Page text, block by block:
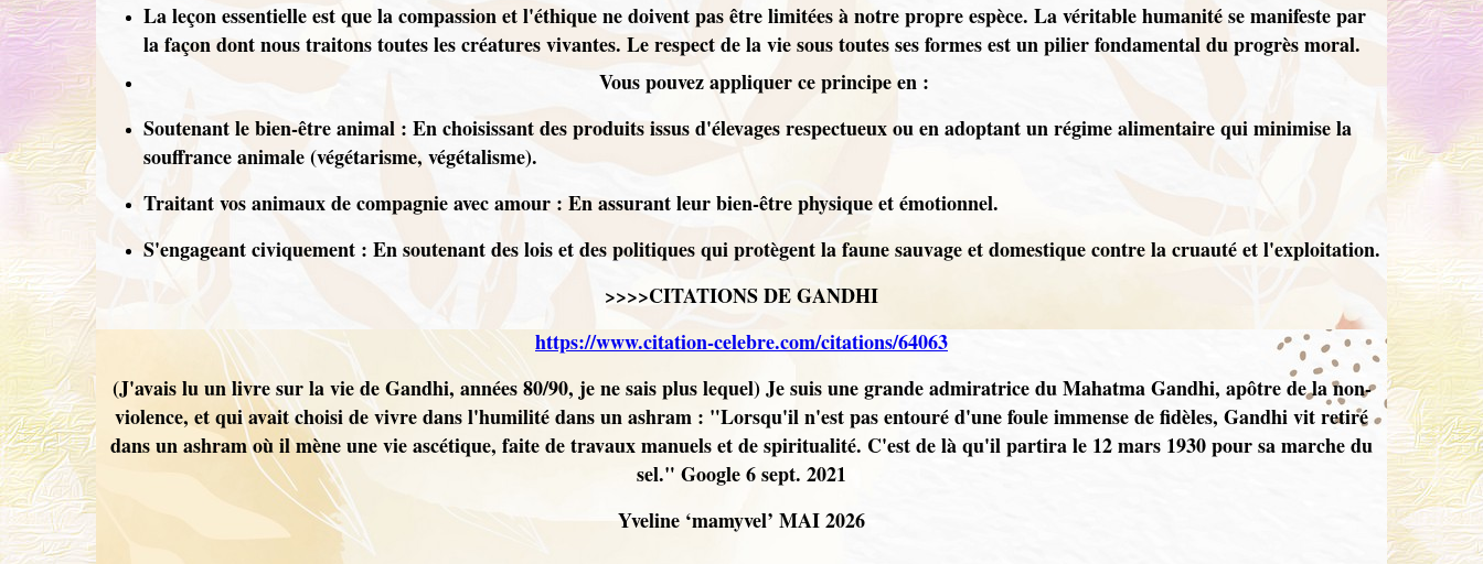
La leçon essentielle est que la compassion et l'éthique ne doivent pas être limitées à notre propre espèce. La véritable humanité se manifeste par
la façon dont nous traitons toutes les créatures vivantes. Le respect de la vie sous toutes ses formes est un pilier fondamental du progrès moral.
Vous pouvez appliquer ce principe en :
Soutenant le bien-être animal : En choisissant des produits issus d'élevages respectueux ou en adoptant un régime alimentaire qui minimise la
souffrance animale (végétarisme, végétalisme).
Traitant vos animaux de compagnie avec amour : En assurant leur bien-être physique et émotionnel.
S'engageant civiquement : En soutenant des lois et des politiques qui protègent la faune sauvage et domestique contre la cruauté et l'exploitation.
>>>>CITATIONS DE GANDHI
https://www.citation-celebre.com/citations/64063
(J'avais lu un livre sur la vie de Gandhi, années 80/90, je ne sais plus lequel) Je suis une grande admiratrice du Mahatma Gandhi, apôtre de la non-
violence, et qui avait choisi de vivre dans l'humilité dans un ashram : "Lorsqu'il n'est pas entouré d'une foule immense de fidèles, Gandhi vit retiré
dans un ashram où il mène une vie ascétique, faite de travaux manuels et de spiritualité. C'est de là qu'il partira le 12 mars 1930 pour sa marche du
sel." Google 6 sept. 2021
Yveline ‘mamyvel’ MAI 2026